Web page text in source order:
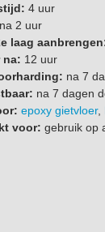
4 uur
na 2 uur
laag
na: 12 uur
na 7
na 7 dagen
epoxy gietvloer,
voor: gebruik op